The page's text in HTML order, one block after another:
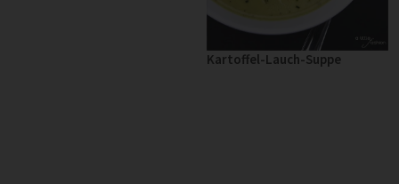
Kartoffel-Lauch-Suppe